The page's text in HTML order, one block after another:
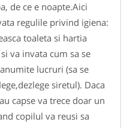
de ce e noapte.Aici
regulile privind igiena:
toaleta si hartia
va invata cum sa se
lucruri (sa se
siretul). Daca
capse va trece doar un
copilul va reusi sa